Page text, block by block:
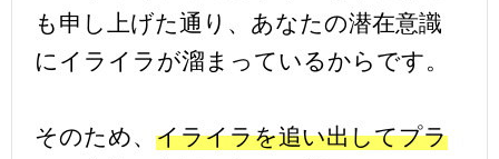
も申し上げた通り、あなたの潜在意識
にイライラが溜まっているからです。
そのため、 イライラを追い出してプラ